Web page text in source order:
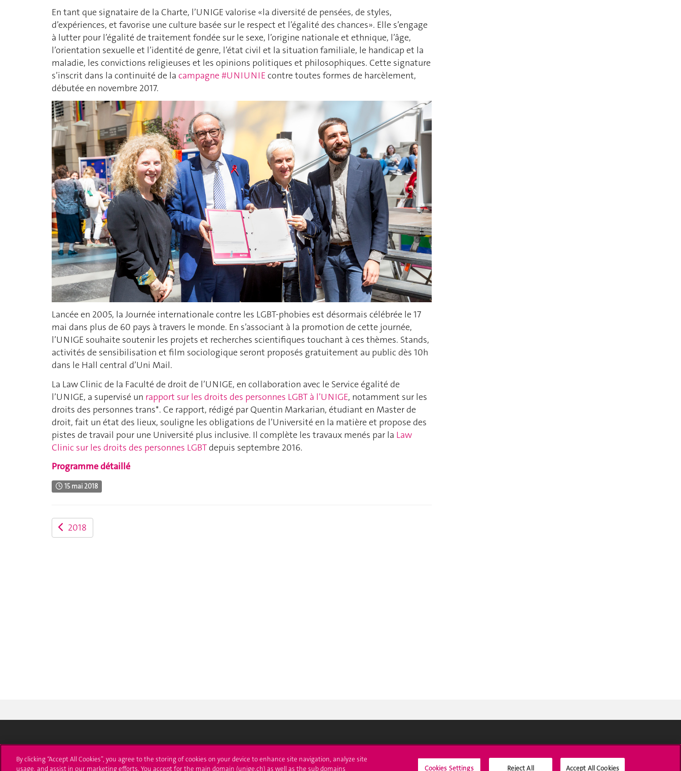
En tant que signataire de la Charte, l’UNIGE valorise «la diversité de pensées, de styles,
d’expériences, et favorise une culture basée sur le respect et l’égalité des chances». Elle s’engage
à lutter pour l’égalité de traitement fondée sur le sexe, l’origine nationale et ethnique, l’âge,
l’orientation sexuelle et l’identité de genre, l’état civil et la situation familiale, le handicap et la
maladie, les convictions religieuses et les opinions politiques et philosophiques. Cette signature
s’inscrit dans la continuité de la campagne #UNIUNIE contre toutes formes de harcèlement,
débutée en novembre 2017.
Lancée en 2005, la Journée internationale contre les LGBT-phobies est désormais célébrée le 17
mai dans plus de 60 pays à travers le monde. En s’associant à la promotion de cette journée,
l’UNIGE souhaite soutenir les projets et recherches scientifiques touchant à ces thèmes. Stands,
activités de sensibilisation et film sociologique seront proposés gratuitement au public dès 10h
dans le Hall central d’Uni Mail.
La Law Clinic de la Faculté de droit de l’UNIGE, en collaboration avec le Service égalité de
l’UNIGE, a supervisé un rapport sur les droits des personnes LGBT à l’UNIGE, notamment sur les
droits des personnes trans*. Ce rapport, rédigé par Quentin Markarian, étudiant en Master de
droit, fait un état des lieux, souligne les obligations de l’Université en la matière et propose des
pistes de travail pour une Université plus inclusive. Il complète les travaux menés par la Law
Clinic sur les droits des personnes LGBT depuis septembre 2016.
Programme détaillé
15 mai 2018
2018
Université de Genève S'inscrire à l'UNIGE L'UNIGE vous informe
By clicking “Accept All Cookies”, you agree to the storing of cookies on your device to enhance site navigation, analyze site
usage, and assist in our marketing efforts. You accept for the main domain (unige.ch) as well as the sub domains
Cookies Settings Reject All Accept All Cookies